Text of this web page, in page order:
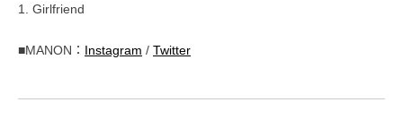
1. Girlfriend
■MANON： Instagram / Twitter